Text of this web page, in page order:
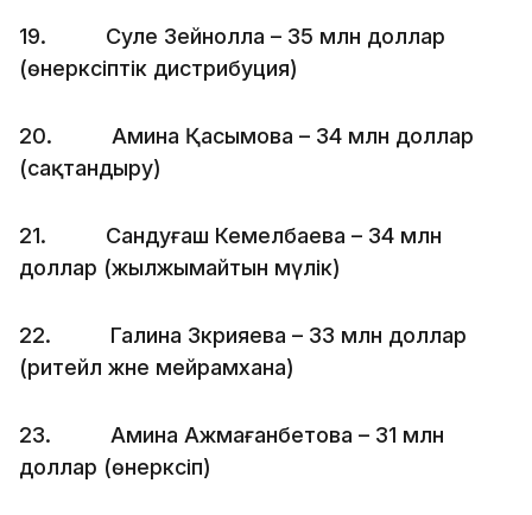
19. Сәуле Зейнолла – 35 млн доллар
(өнеркәсіптік дистрибуция)
20. Амина Қасымова – 34 млн доллар
(сақтандыру)
21. Сандуғаш Кемелбаева – 34 млн
доллар (жылжымайтын мүлік)
22. Галина Зкрияева – 33 млн доллар
(ритейл және мейрамхана)
23. Амина Ажмағанбетова – 31 млн
доллар (өнеркәсіп)